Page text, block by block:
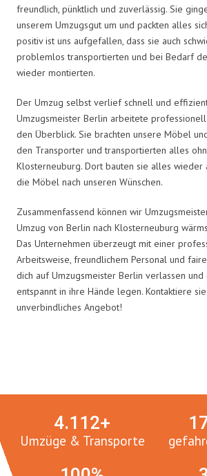
freundlich, pünktlich und zuverlässig. Sie
unserem Umzugsgut um und packten alles
positiv ist uns aufgefallen, dass sie auch
problemlos transportierten und bei Bedarf
wieder montierten.
Der Umzug selbst verlief schnell und
Umzugsmeister Berlin arbeitete
den Überblick. Sie brachten unsere Möbel
den Transporter und transportierten alles
Klosterneuburg. Dort bauten sie alles wieder
die Möbel nach unseren Wünschen.
Zusammenfassend können wir
Umzug von Berlin nach Klosterneuburg
Das Unternehmen überzeugt mit einer
Arbeitsweise, freundlichem Personal und
dich auf Umzugsmeister Berlin verlassen und
entspannt in ihre Hände legen. Kontaktiere
unverbindliches Angebot!
Umzüge & Transporte
4.112+